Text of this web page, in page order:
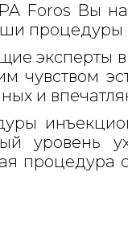
Foros Вы
процедуры
эксперты
чувством
и
уровень